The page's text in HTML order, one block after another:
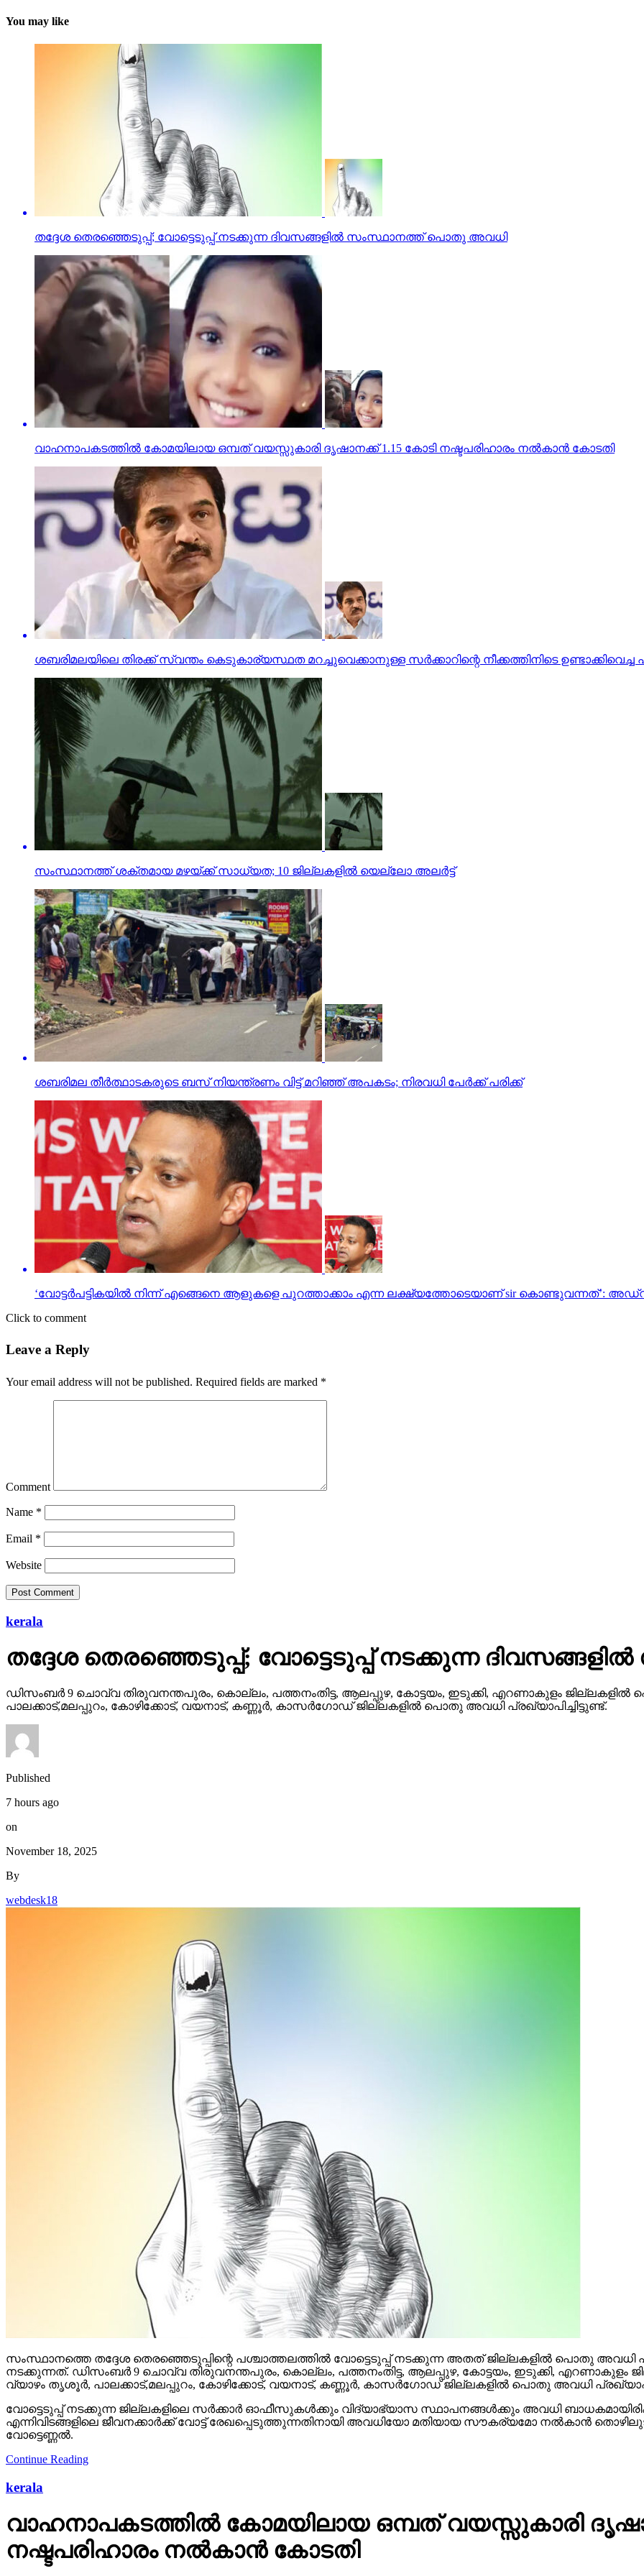
You may like
തദ്ദേശ തെരഞ്ഞെടുപ്പ്; വോട്ടെടുപ്പ് നടക്കുന്ന ദിവസങ്ങളില്‍ സംസ്ഥാനത്ത് പൊതു അവധി
വാഹനാപകടത്തില്‍ കോമയിലായ ഒമ്പത് വയസ്സുകാരി ദൃഷാനക്ക് 1.15 കോടി നഷ്ടപരിഹാരം നല്‍കാന്‍ കോടതി
ശബരിമലയിലെ തിരക്ക് സ്വന്തം കെടുകാര്യസ്ഥത മറച്ചുവെക്കാനുള്ള സര്‍ക്കാറിന്റെ നീക്കത്തിനിടെ
സംസ്ഥാനത്ത് ശക്തമായ മഴയ്ക്ക് സാധ്യത; 10 ജില്ലകളില്‍ യെല്ലോ അലര്‍ട്ട്
ശബരിമല തീര്‍ത്ഥാടകരുടെ ബസ് നിയന്ത്രണം വിട്ട് മറിഞ്ഞ് അപകടം; നിരവധി പേര്‍ക്ക് പരിക്ക്
‘വോട്ടര്‍പട്ടികയില്‍ നിന്ന് എങ്ങെനെ ആളുകളെ പുറത്താക്കാം എന്ന ലക്ഷ്യത്തോടെയാണ് sir കൊണ്ടുവന്നത്’:
Click to comment
Leave a Reply
Your email address will not be published. Required fields are marked *
Comment
Name *
Email *
Website
kerala
തദ്ദേശ തെരഞ്ഞെടുപ്പ്; വോട്ടെടുപ്പ് നടക്കുന്ന
ഡിസംബര്‍ 9 ചൊവ്വ തിരുവനന്തപുരം, കൊല്ലം, പത്തനംതിട്ട, ആലപ്പുഴ, കോട്ടയം, ഇടുക്കി, എറണാകുളം
പാലക്കാട്,മലപ്പുറം, കോഴിക്കോട്, വയനാട്, കണ്ണൂര്‍, കാസര്‍ഗോഡ് ജില്ലകളില്‍ പൊതു അവധി പ്രഖ്യാപിച്ചിട്ടുണ്ട്.
Published
7 hours ago
on
November 18, 2025
By
webdesk18
സംസ്ഥാനത്തെ തദ്ദേശ തെരഞ്ഞെടുപ്പിന്റെ പശ്ചാത്തലത്തില്‍ വോട്ടെടുപ്പ് നടക്കുന്ന അതത് ജില്ലകളില്‍ പൊതു അവധി
നടക്കുന്നത്. ഡിസംബര്‍ 9 ചൊവ്വ തിരുവനന്തപുരം, കൊല്ലം, പത്തനംതിട്ട, ആലപ്പുഴ, കോട്ടയം, ഇടുക്കി, എറണാകുളം
വ്യാഴം തൃശൂര്‍, പാലക്കാട്,മലപ്പുറം, കോഴിക്കോട്, വയനാട്, കണ്ണൂര്‍, കാസര്‍ഗോഡ് ജില്ലകളില്‍ പൊതു അവധി
വോട്ടെടുപ്പ് നടക്കുന്ന ജില്ലകളിലെ സര്‍ക്കാര്‍ ഓഫീസുകള്‍ക്കും വിദ്യാഭ്യാസ സ്ഥാപനങ്ങള്‍ക്കും അവധി
എന്നിവിടങ്ങളിലെ ജീവനക്കാര്‍ക്ക് വോട്ട് രേഖപ്പെടുത്തുന്നതിനായി അവധിയോ മതിയായ സൗകര്യമോ നല്‍കാന്‍
വോട്ടെണ്ണല്‍.
Continue Reading
kerala
വാഹനാപകടത്തില്‍ കോമയിലായ ഒമ്പത് വയസ്സുകാരി
നഷ്ടപരിഹാരം നല്‍കാന്‍ കോടതി